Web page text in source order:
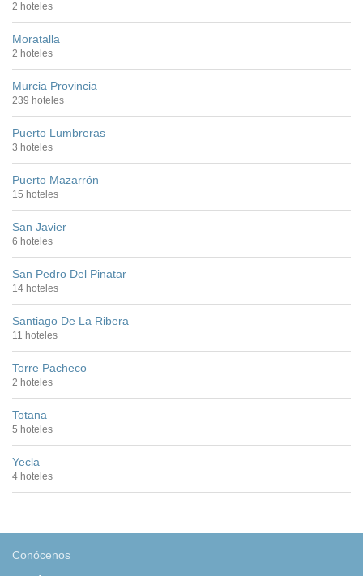
2 hoteles
Moratalla
2 hoteles
Murcia Provincia
239 hoteles
Puerto Lumbreras
3 hoteles
Puerto Mazarrón
15 hoteles
San Javier
6 hoteles
San Pedro Del Pinatar
14 hoteles
Santiago De La Ribera
11 hoteles
Torre Pacheco
2 hoteles
Totana
5 hoteles
Yecla
4 hoteles
Conócenos